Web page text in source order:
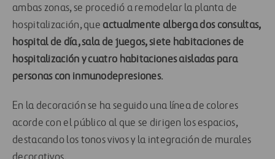
ambas zonas, se procedió a remodelar la planta de
hospitalización, que actualmente alberga dos consultas,
hospital de día, sala de juegos, siete habitaciones de
hospitalización y cuatro habitaciones aisladas para
personas con inmunodepresiones.
En la decoración se ha seguido una línea de colores
acorde con el público al que se dirigen los espacios,
destacando los tonos vivos y la integración de murales